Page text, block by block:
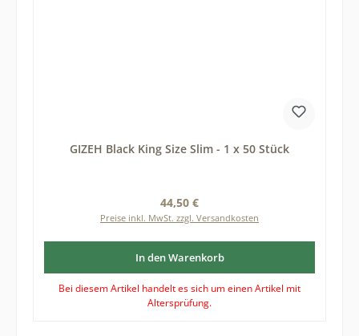
GIZEH Black King Size Slim - 1 x 50 Stück
Regulärer Preis:
44,50 €
Preise inkl. MwSt. zzgl. Versandkosten
In den Warenkorb
Bei diesem Artikel handelt es sich um einen Artikel mit
Altersprüfung.